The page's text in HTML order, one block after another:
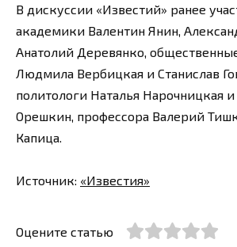
В дискуссии «Известий» ранее
академики Валентин Янин,
Анатолий Деревянко,
Людмила Вербицкая и Станислав
политологи Наталья Нарочницкая
Орешкин, профессора Валерий
Капица.
Источник: «Известия»
Оцените статью